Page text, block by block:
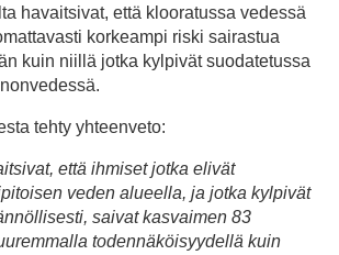
havaitsivat, että klooratussa vedessä
korkeampi riski sairastua
kuin niillä jotka kylpivät suodatetussa
tehty yhteenveto:
että ihmiset jotka elivät
veden alueella, ja jotka kylpivät
saivat kasvaimen 83
todennäköisyydellä kuin